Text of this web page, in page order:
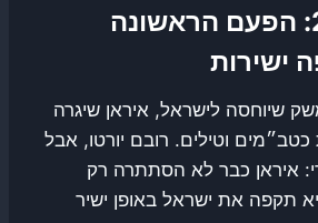
אפריל 2024: הפעם הראשונה
ישירות
שיוחסה לישראל, איראן שיגרה
וטילים. רובם יורטו, אבל
איראן כבר לא הסתתרה רק
תקפה את ישראל באופן ישיר